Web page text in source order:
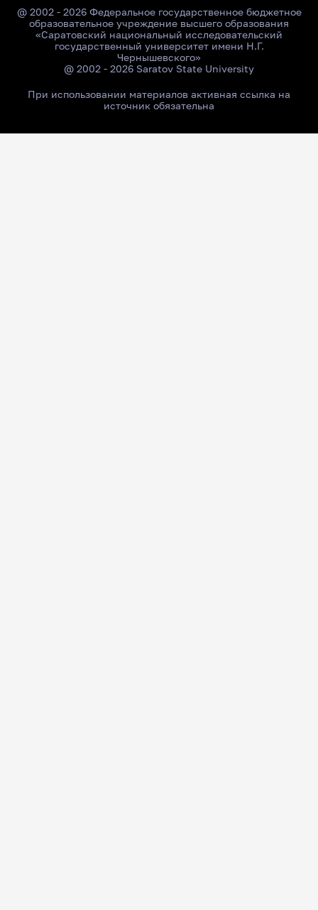
@ 2002 - 2026 Федеральное государственное бюджетное
образовательное учреждение высшего образования
«Саратовский национальный исследовательский
государственный университет имени Н.Г.
Чернышевского»
@ 2002 - 2026 Saratov State University
При использовании материалов активная ссылка на
источник обязательна